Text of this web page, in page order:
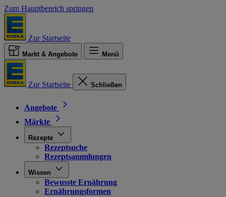
Zum Hauptbereich springen
Zur Startseite
Markt & Angebote Menü
Zur Startseite Schließen
Angebote
Märkte
Rezepte
Rezeptsuche
Rezeptsammlungen
Wissen
Bewusste Ernährung
Ernährungsformen